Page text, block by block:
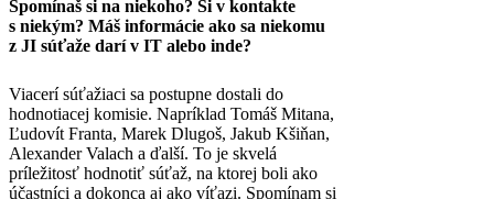
Spomínaš si na niekoho? Si v kontakte
s niekým? Máš informácie ako sa niekomu
z JI súťaže darí v IT alebo inde?
Viacerí súťažiaci sa postupne dostali do
hodnotiacej komisie. Napríklad Tomáš Mitana,
Ľudovít Franta, Marek Dlugoš, Jakub Kšiňan,
Alexander Valach a ďalší. To je skvelá
príležitosť hodnotiť súťaž, na ktorej boli ako
účastníci a dokonca aj ako víťazi. Spomínam si